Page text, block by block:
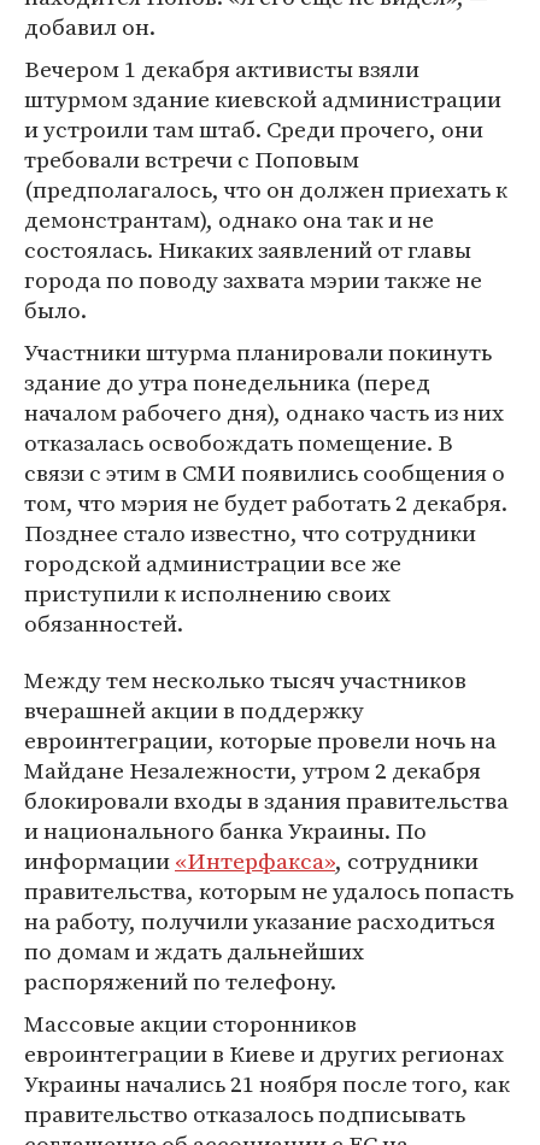
добавил он.
Вечером 1 декабря активисты взяли
штурмом здание киевской администрации
и устроили там штаб. Среди прочего, они
требовали встречи с Поповым
(предполагалось, что он должен приехать к
демонстрантам), однако она так и не
состоялась. Никаких заявлений от главы
города по поводу захвата мэрии также не
было.
Участники штурма планировали покинуть
здание до утра понедельника (перед
началом рабочего дня), однако часть из них
отказалась освобождать помещение. В
связи с этим в СМИ появились сообщения о
том, что мэрия не будет работать 2 декабря.
Позднее стало известно, что сотрудники
городской администрации все же
приступили к исполнению своих
обязанностей.
Между тем несколько тысяч участников
вчерашней акции в поддержку
евроинтеграции, которые провели ночь на
Майдане Незалежности, утром 2 декабря
блокировали входы в здания правительства
и национального банка Украины. По
информации«Интерфакса», сотрудники
правительства, которым не удалось попасть
на работу, получили указание расходиться
по домам и ждать дальнейших
распоряжений по телефону.
Массовые акции сторонников
евроинтеграции в Киеве и других регионах
Украины начались 21 ноября после того, как
правительство отказалось подписывать